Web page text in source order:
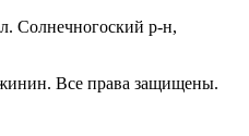
Солнечногоский р-н,
Все права защищены.